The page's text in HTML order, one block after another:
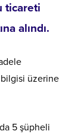
ticareti
alındı.
bilgisi üzerine
5 şüpheli